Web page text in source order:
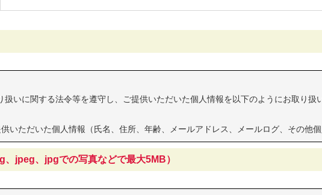
いに関する法令等を遵守し、ご提供いただいた個人情報を以下のようにお取り扱
いただいた個人情報（氏名、住所、年齢、メールアドレス、メールログ、その他
提供することはありません。また、適切な安全管理措置を講じ、漏えいや紛失の防
おいて速やかに履歴書等の個人情報を破棄または削除いたします。
ている個人情報やアンケート項目にお答えいただけない場合、資料発送、参加応
jpeg、jpgでの写真などで最大5MB）